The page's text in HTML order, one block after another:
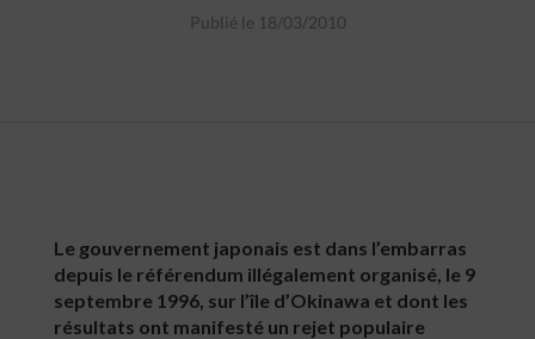
Publié le 18/03/2010
Le gouvernement japonais est dans l’embarras
depuis le référendum illégalement organisé, le 9
septembre 1996, sur l’île d’Okinawa et dont les
résultats ont manifesté un rejet populaire